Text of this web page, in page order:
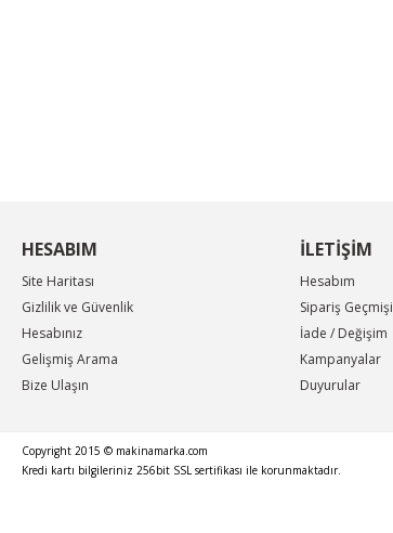
HESABIM
Site Haritası
Gizlilik ve Güvenlik
Hesabınız
Gelişmiş Arama
Bize Ulaşın
İLETİŞİM
Hesabım
Sipariş Geçmişi
İade / Değişim
Kampanyalar
Duyurular
Copyright 2015 © makinamarka.com
Kredi kartı bilgileriniz 256bit SSL sertifikası ile korunmaktadır.